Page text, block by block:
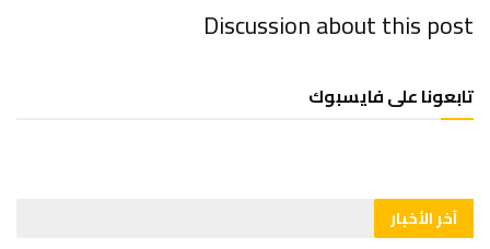
Discussion about this post
تابعونا على فايسبوك
آخر الأخبار